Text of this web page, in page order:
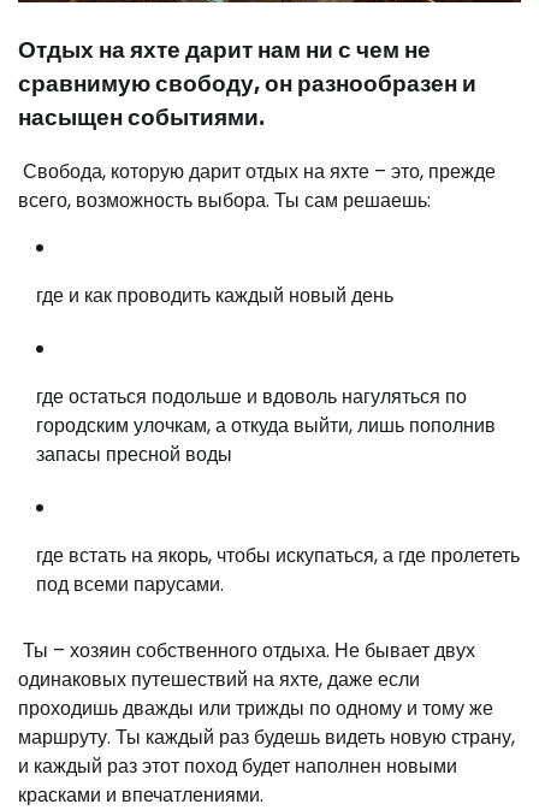
Отдых на яхте дарит нам ни с чем не
сравнимую свободу, он разнообразен и
насыщен событиями.
Свобода, которую дарит отдых на яхте – это, прежде
всего, возможность выбора. Ты сам решаешь:
где и как проводить каждый новый день
где остаться подольше и вдоволь нагуляться по
городским улочкам, а откуда выйти, лишь пополнив
запасы пресной воды
где встать на якорь, чтобы искупаться, а где пролететь
под всеми парусами.
Ты – хозяин собственного отдыха. Не бывает двух
одинаковых путешествий на яхте, даже если
проходишь дважды или трижды по одному и тому же
маршруту. Ты каждый раз будешь видеть новую страну,
и каждый раз этот поход будет наполнен новыми
красками и впечатлениями.